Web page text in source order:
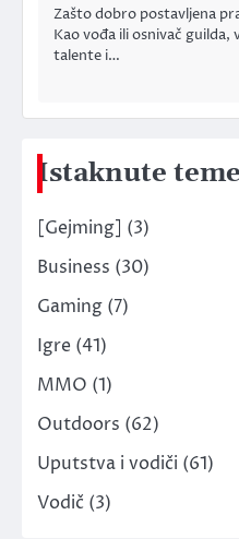
Zašto dobro postavljena
Kao vođa ili osnivač
talente i…
Istaknute teme
[Gejming] (3)
Business (30)
Gaming (7)
Igre (41)
MMO (1)
Outdoors (62)
Uputstva i vodiči (61)
Vodič (3)